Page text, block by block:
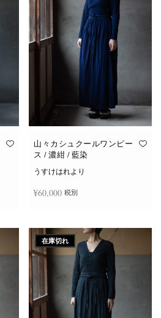
山々カシュクールワンピー
ス / 濃紺 / 藍染
うすけはれより
¥60,000 税別
在庫切れ